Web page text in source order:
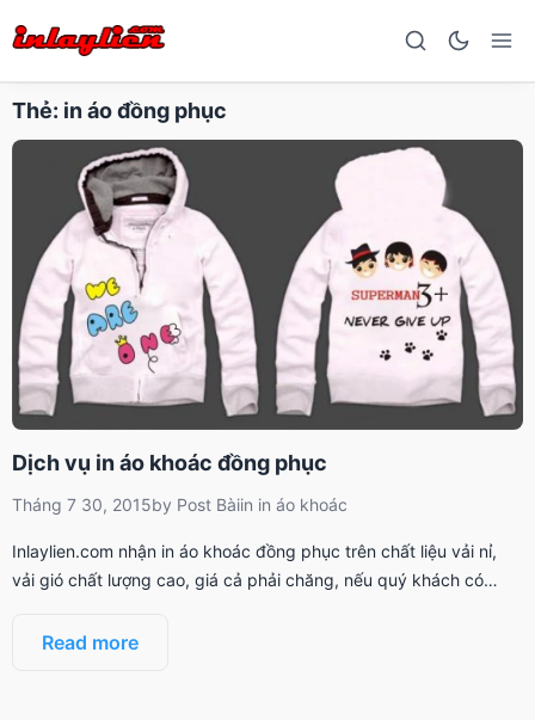
Thẻ: in áo đồng phục
Dịch vụ in áo khoác đồng phục
Tháng 7 30, 2015by Post Bàiin in áo khoác
Inlaylien.com nhận in áo khoác đồng phục trên chất liệu vải nỉ,
vải gió chất lượng cao, giá cả phải chăng, nếu quý khách có…
Read more